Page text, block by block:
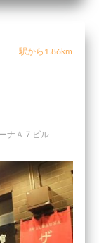
駅から1.86km
ナＡ７ビル